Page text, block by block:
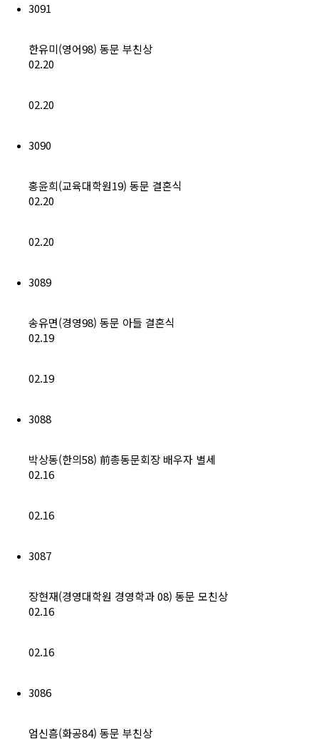
동문우대업체
3091
한유미(영어98) 동문 부친상
02.20
02.20
3090
홍윤희(교육대학원19) 동문 결혼식
02.20
02.20
3089
송유면(경영98) 동문 아들 결혼식
02.19
02.19
3088
박상동(한의58) 前총동문회장 배우자 별세
02.16
02.16
3087
장현재(경영대학원 경영학과 08) 동문 모친상
02.16
02.16
3086
엄신흠(화공84) 동문 부친상